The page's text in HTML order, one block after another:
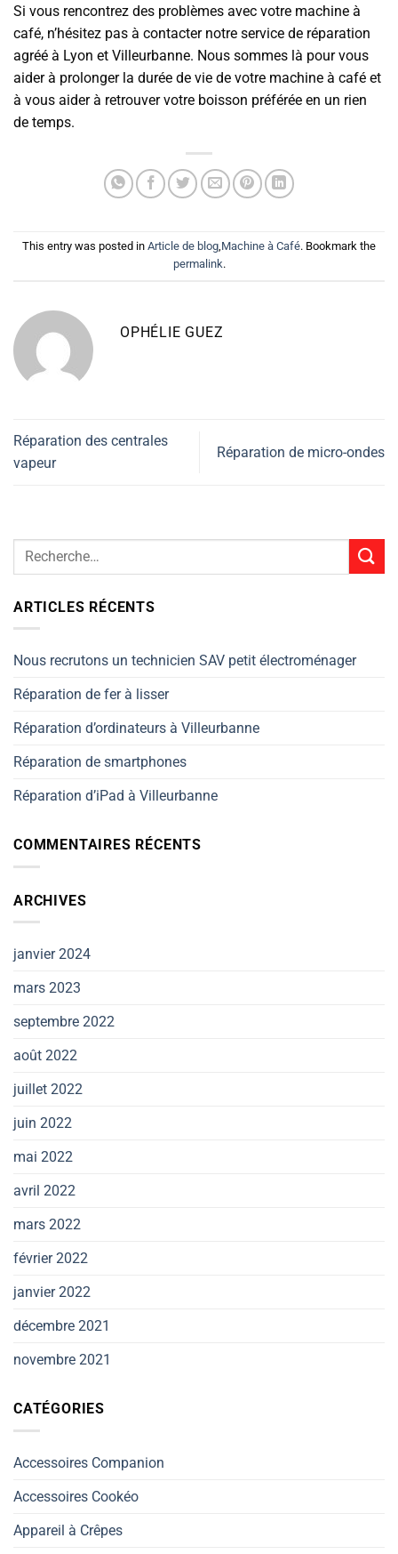
Si vous rencontrez des problèmes avec votre machine à
café, n’hésitez pas à contacter notre service de réparation
agréé à Lyon et Villeurbanne. Nous sommes là pour vous
aider à prolonger la durée de vie de votre machine à café et
à vous aider à retrouver votre boisson préférée en un rien
de temps.
This entry was posted in Article de blog,Machine à Café. Bookmark the
permalink.
OPHÉLIE GUEZ
Réparation des centrales
vapeur
Réparation de micro-ondes
ARTICLES RÉCENTS
Nous recrutons un technicien SAV petit électroménager
Réparation de fer à lisser
Réparation d’ordinateurs à Villeurbanne
Réparation de smartphones
Réparation d’iPad à Villeurbanne
COMMENTAIRES RÉCENTS
ARCHIVES
janvier 2024
mars 2023
septembre 2022
août 2022
juillet 2022
juin 2022
mai 2022
avril 2022
mars 2022
février 2022
janvier 2022
décembre 2021
novembre 2021
CATÉGORIES
Accessoires Companion
Accessoires Cookéo
Appareil à Crêpes